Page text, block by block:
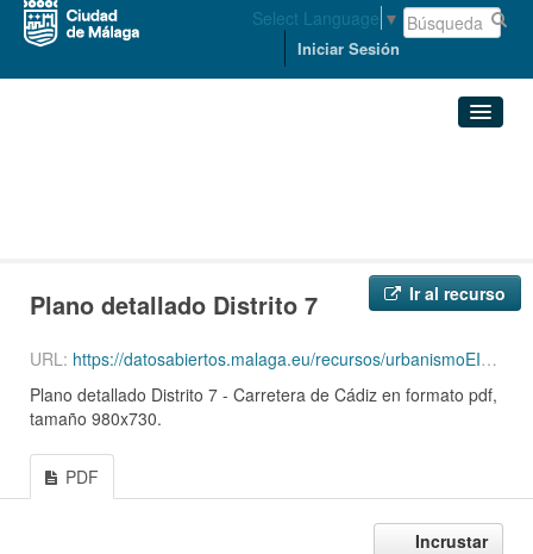
Select Language ▼
Iniciar Sesión
Grupos
Acerca de
Ir al recurso
Plano detallado Distrito 7
URL: https://datosabiertos.malaga.eu/recursos/urbanismoEInfraestructura/planimetria/2021/distritosmunicipales/DISTRITO_MUNICIPAL_7.pdf
Plano detallado Distrito 7 - Carretera de Cádiz en formato pdf,
tamaño 980x730.
PDF
Incrustar